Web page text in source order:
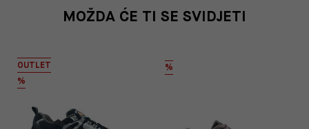
MOŽDA ĆE TI SE SVIDJETI
OUTLET
%
%